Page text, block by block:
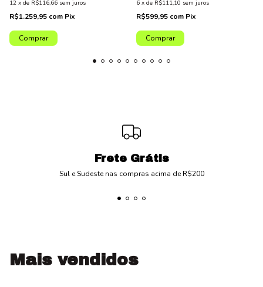
12 x de R$116,66 sem juros
R$1.259,95 com Pix
6 x de R$111,10 sem juros
R$599,95 com Pix
Frete Grátis
Sul e Sudeste nas compras acima de R$200
Mais vendidos